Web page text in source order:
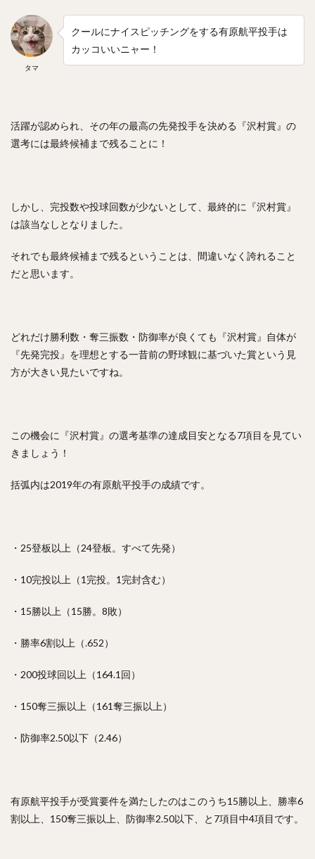
タマ
クールにナイスピッチングをする有原航平投手は
カッコいいニャー！
活躍が認められ、その年の最高の先発投手を決める『沢村賞』の
選考には最終候補まで残ることに！
しかし、完投数や投球回数が少ないとして、最終的に『沢村賞』
は該当なしとなりました。
それでも最終候補まで残るということは、間違いなく誇れること
だと思います。
どれだけ勝利数・奪三振数・防御率が良くても『沢村賞』自体が
『先発完投』を理想とする一昔前の野球観に基づいた賞という見
方が大きい見たいですね。
この機会に『沢村賞』の選考基準の達成目安となる7項目を見てい
きましょう！
括弧内は2019年の有原航平投手の成績です。
・25登板以上（24登板。すべて先発）
・10完投以上（1完投。1完封含む）
・15勝以上（15勝。8敗）
・勝率6割以上（.652）
・200投球回以上（164.1回）
・150奪三振以上（161奪三振以上）
・防御率2.50以下（2.46）
有原航平投手が受賞要件を満たしたのはこのうち15勝以上、勝率6
割以上、150奪三振以上、防御率2.50以下、と7項目中4項目です。